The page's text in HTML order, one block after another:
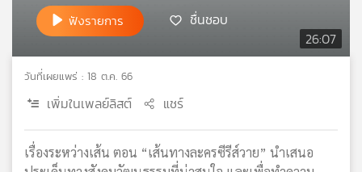
เกี่ยว
กับ
เรา
เครือ
26:07
ฟังรายการ ชื่นชอบ
วันที่เผยแพร่ : 18 ต.ค. 66
เพิ่มในเพลย์ลิสต์ แชร์
เรื่องระหว่างเส้น ตอน “เส้นทางละครซีรีส์วาย” นำเสนอ